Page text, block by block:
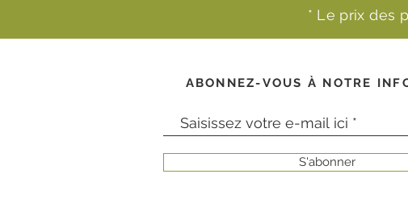
* Le prix des
ABONNEZ-VOUS À NOTRE
S'abonner